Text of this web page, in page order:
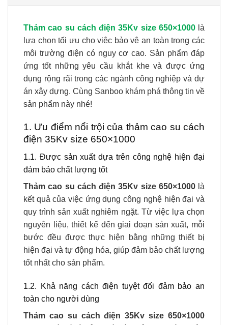
Thảm cao su cách điện 35Kv size 650×1000là
lựa chọn tối ưu cho việc bảo vệ an toàn trong các
môi trường điện có nguy cơ cao. Sản phẩm đáp
ứng tốt những yêu cầu khắt khe và được ứng
dụng rộng rãi trong các ngành công nghiệp và dự
án xây dựng. Cùng Sanboo khám phá thông tin về
sản phẩm này nhé!
1. Ưu điểm nổi trội của thảm cao su cách
điện 35Kv size 650×1000
1.1. Được sản xuất dựa trên công nghệ hiện đại
đảm bảo chất lượng tốt
Thảm cao su cách điện 35Kv size 650×1000là
kết quả của việc ứng dụng công nghệ hiện đại và
quy trình sản xuất nghiêm ngặt. Từ việc lựa chọn
nguyên liệu, thiết kế đến giai đoạn sản xuất, mỗi
bước đều được thực hiện bằng những thiết bị
hiện đại và tự động hóa, giúp đảm bảo chất lượng
tốt nhất cho sản phẩm.
1.2. Khả năng cách điện tuyệt đối đảm bảo an
toàn cho người dùng
Thảm cao su cách điện 35Kv size 650×1000